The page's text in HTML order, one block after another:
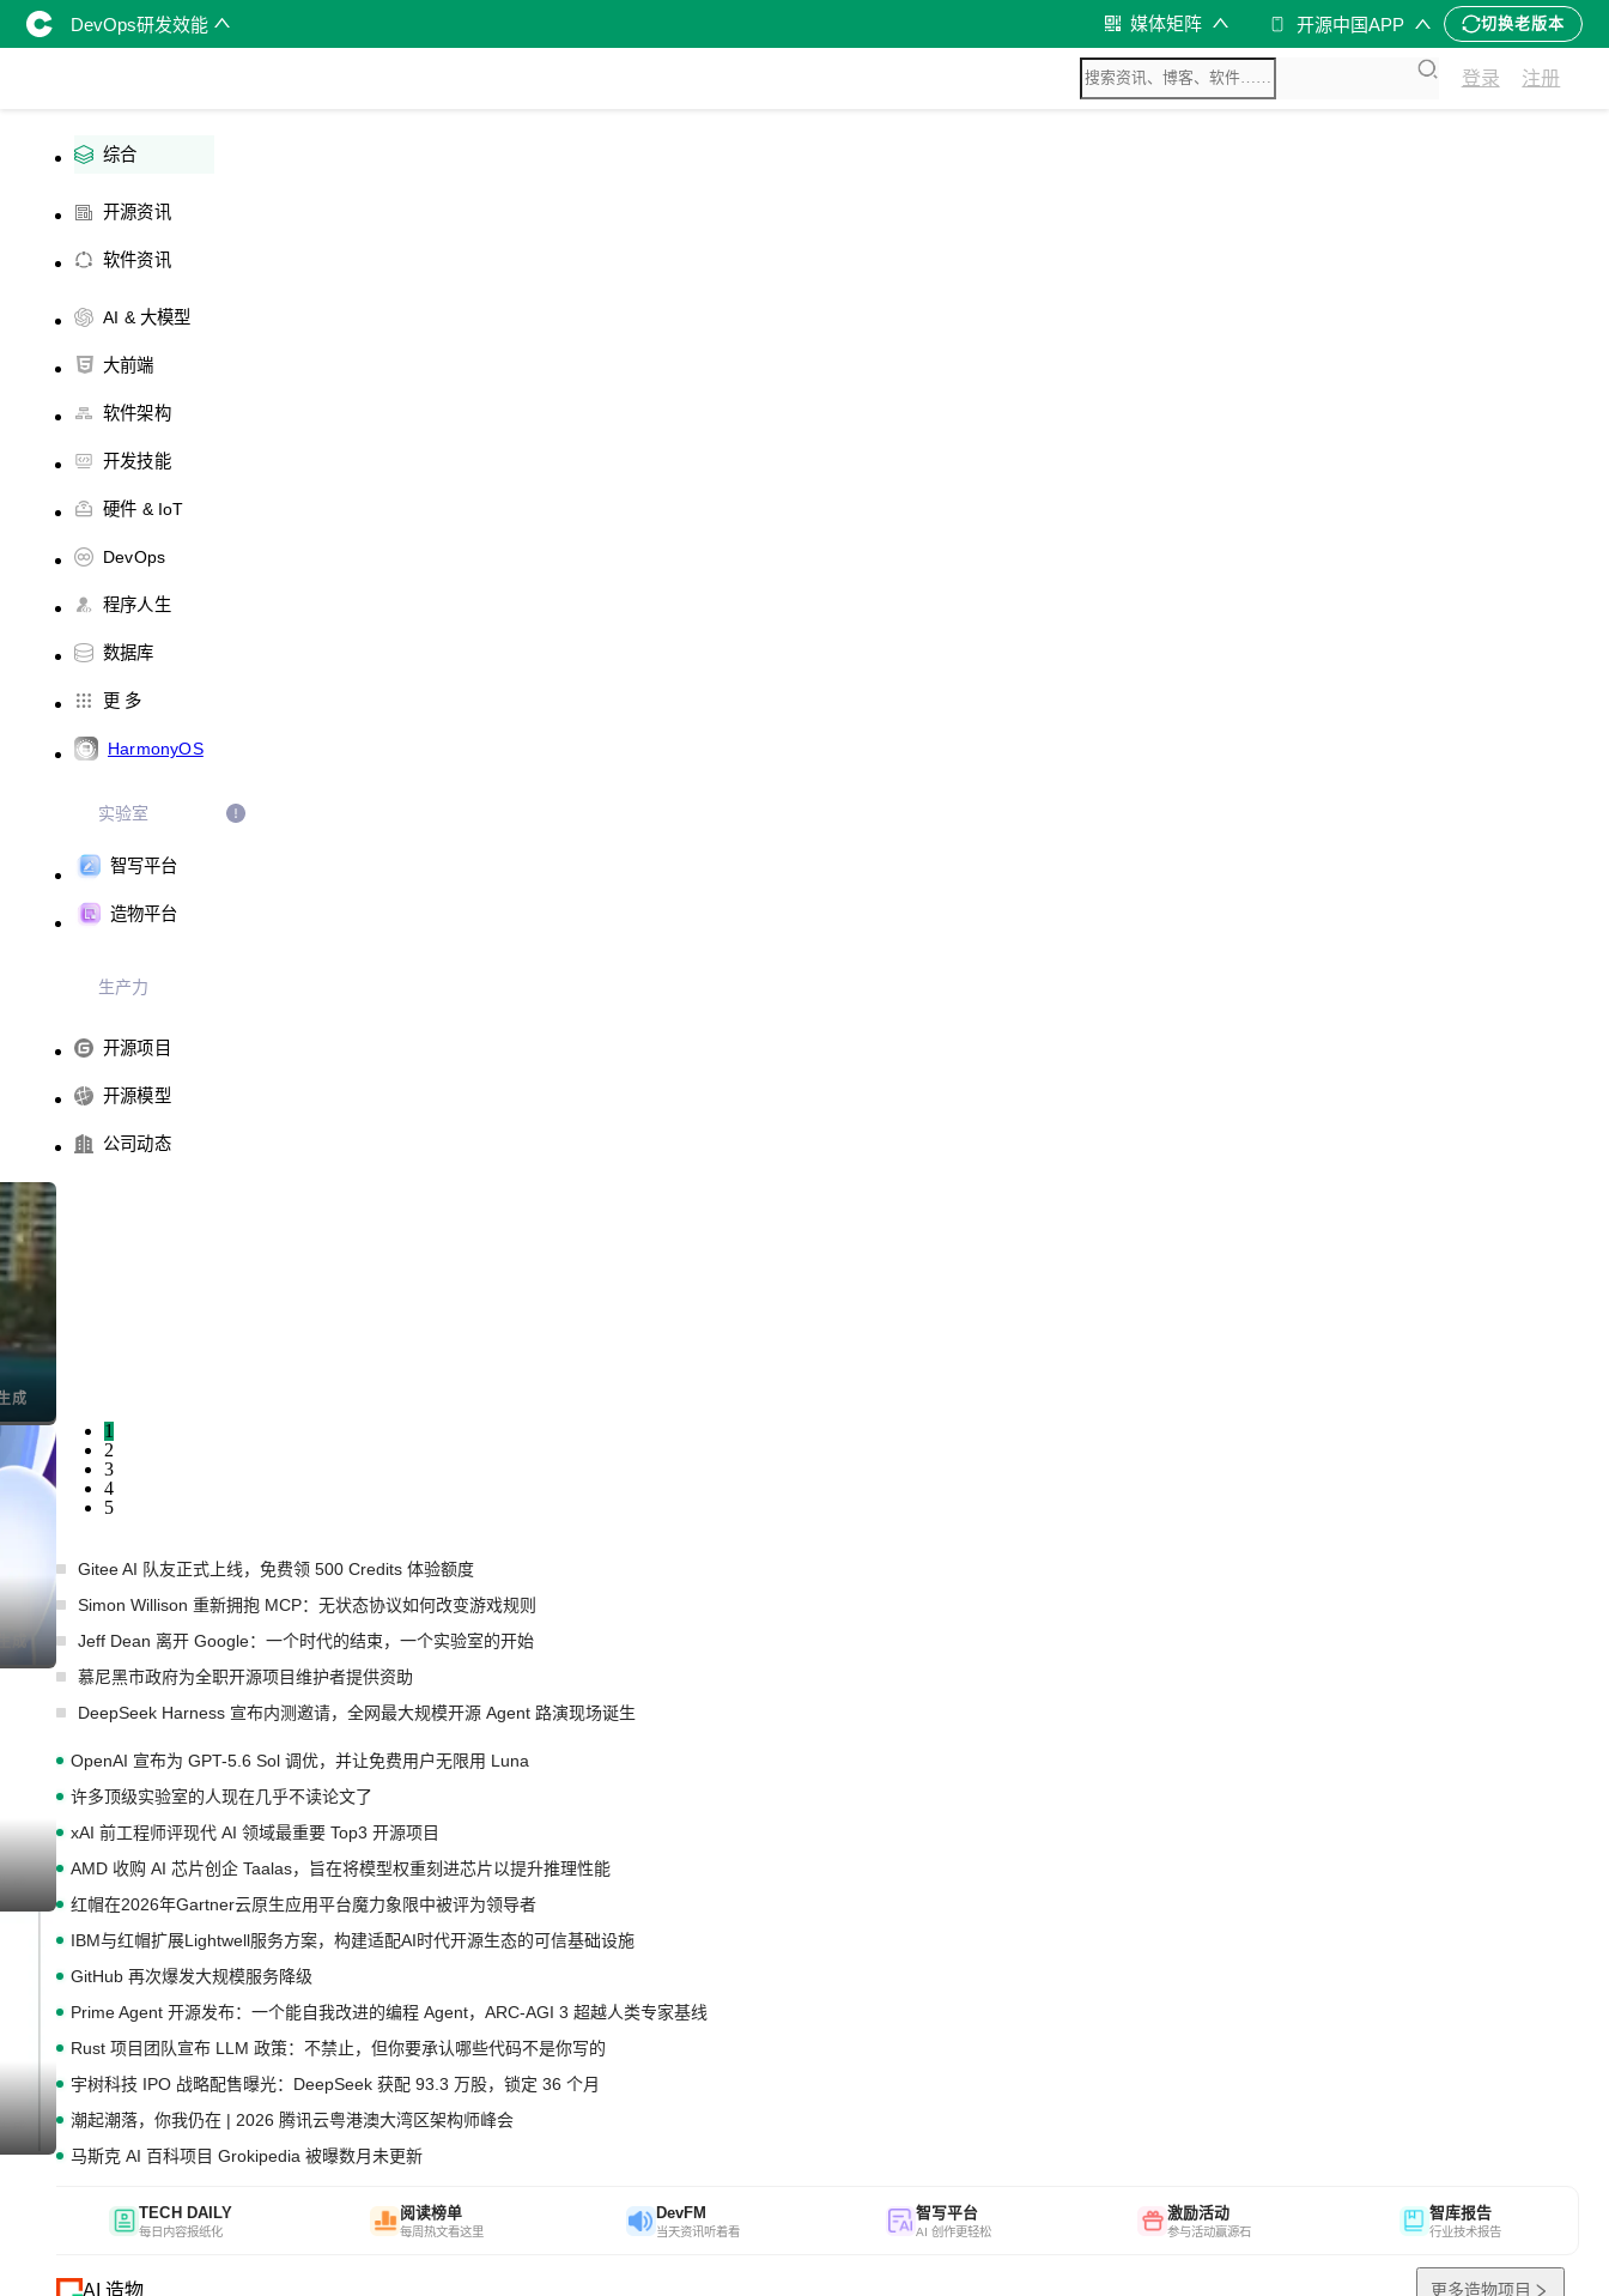
DevOps研发效能 媒体矩阵 开源中国APP 切换老版本
登录 注册
综合
开源资讯
软件资讯
AI & 大模型
大前端
软件架构
开发技能
硬件 & IoT
DevOps
程序人生
数据库
更 多
HarmonyOS
实验室
智写平台
造物平台
生产力
开源项目
开源模型
公司动态
成
成
1
2
3
4
5
Gitee AI 队友正式上线，免费领 500 Credits 体验额度
Simon Willison 重新拥抱 MCP：无状态协议如何改变游戏规则
Jeff Dean 离开 Google：一个时代的结束，一个实验室的开始
慕尼黑市政府为全职开源项目维护者提供资助
DeepSeek Harness 宣布内测邀请，全网最大规模开源 Agent 路演现场诞生
OpenAI 宣布为 GPT-5.6 Sol 调优，并让免费用户无限用 Luna
许多顶级实验室的人现在几乎不读论文了
xAI 前工程师评现代 AI 领域最重要 Top3 开源项目
AMD 收购 AI 芯片创企 Taalas，旨在将模型权重刻进芯片以提升推理性能
红帽在2026年Gartner云原生应用平台魔力象限中被评为领导者
IBM与红帽扩展Lightwell服务方案，构建适配AI时代开源生态的可信基础设施
GitHub 再次爆发大规模服务降级
Prime Agent 开源发布：一个能自我改进的编程 Agent，ARC-AGI 3 超越人类专家基线
Rust 项目团队宣布 LLM 政策：不禁止，但你要承认哪些代码不是你写的
宇树科技 IPO 战略配售曝光：DeepSeek 获配 93.3 万股，锁定 36 个月
潮起潮落，你我仍在 | 2026 腾讯云粤港澳大湾区架构师峰会
马斯克 AI 百科项目 Grokipedia 被曝数月未更新
TECH DAILY
每日内容报纸化
阅读榜单
每周热文看这里
DevFM
当天资讯听着看
智写平台
AI 创作更轻松
激励活动
参与活动赢源石
智库报告
行业技术报告
AI 造物 更多造物项目